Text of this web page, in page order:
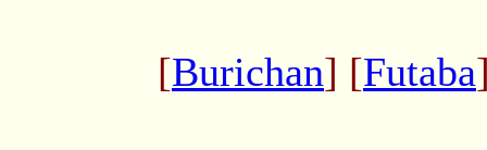
[Burichan] [Futaba